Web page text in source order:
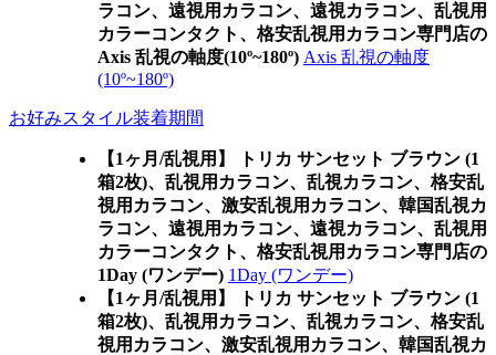
ラコン、遠視用カラコン、遠視カラコン、乱視用
カラーコンタクト、格安乱視用カラコン専門店の
Axis 乱視の軸度(10º~180º) Axis 乱視の軸度
(10º~180º)
お好みスタイル装着期間
【1ヶ月/乱視用】 トリカ サンセット ブラウン (1
箱2枚)、乱視用カラコン、乱視カラコン、格安乱
視用カラコン、激安乱視用カラコン、韓国乱視カ
ラコン、遠視用カラコン、遠視カラコン、乱視用
カラーコンタクト、格安乱視用カラコン専門店の
1Day (ワンデー) 1Day (ワンデー)
【1ヶ月/乱視用】 トリカ サンセット ブラウン (1
箱2枚)、乱視用カラコン、乱視カラコン、格安乱
視用カラコン、激安乱視用カラコン、韓国乱視カ